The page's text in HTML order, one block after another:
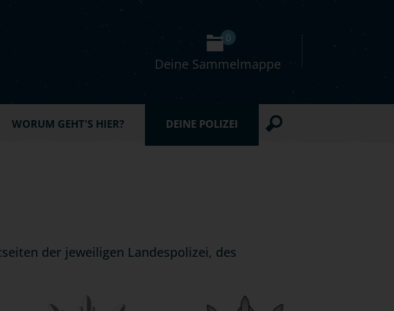
Deine Sammelmappe
0
WORUM GEHT'S HIER? DEINE POLIZEI
der jeweiligen Landespolizei, des